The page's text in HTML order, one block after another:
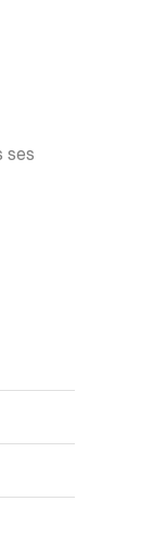
ses